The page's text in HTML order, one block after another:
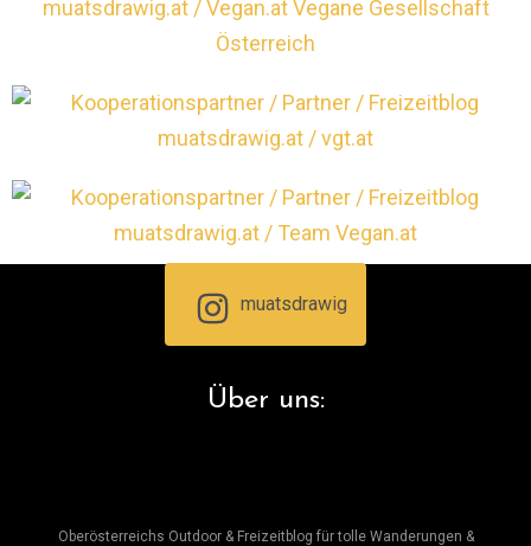
muatsdrawig
Über uns:
Oberösterreichs Outdoor & Freizeitblog für tolle Wanderungen &